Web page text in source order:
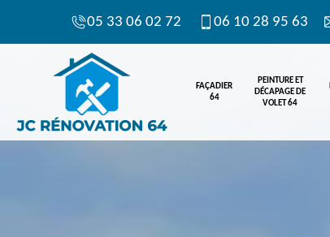
05 33 06 02 72 06 10 28 95 63
FAÇADIER
64
PEINTURE ET
DÉCAPAGE DE
VOLET 64